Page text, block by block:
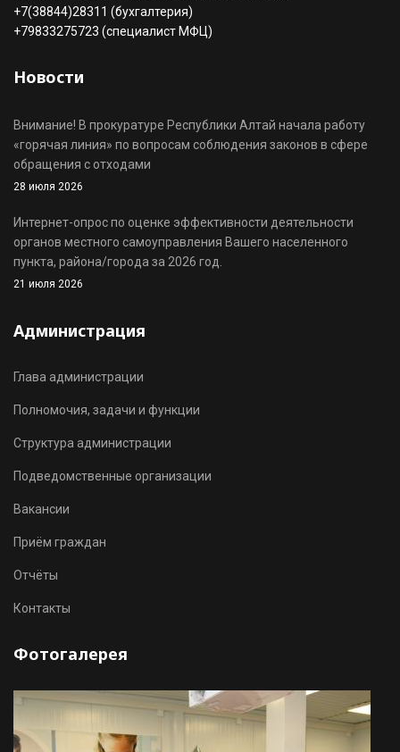
+7(38844)28311 (бухгалтерия)
+79833275723 (специалист МФЦ)
Новости
Внимание! В прокуратуре Республики Алтай начала работу
«горячая линия» по вопросам соблюдения законов в сфере
обращения с отходами
28 июля 2026
Интернет-опрос по оценке эффективности деятельности
органов местного самоуправления Вашего населенного
пункта, района/города за 2026 год.
21 июля 2026
Администрация
Глава администрации
Полномочия, задачи и функции
Структура администрации
Подведомственные организации
Вакансии
Приём граждан
Отчёты
Контакты
Фотогалерея